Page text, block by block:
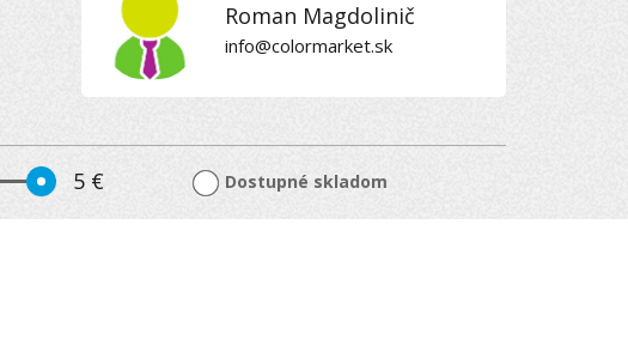
Roman Magdolinič
info@colormarket.sk
5€ Dostupné skladom